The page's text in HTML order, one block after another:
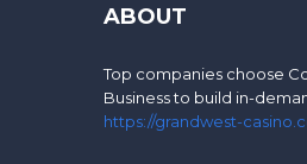
ABOUT
Top companies choose
Business to build in-
https://grandwest-